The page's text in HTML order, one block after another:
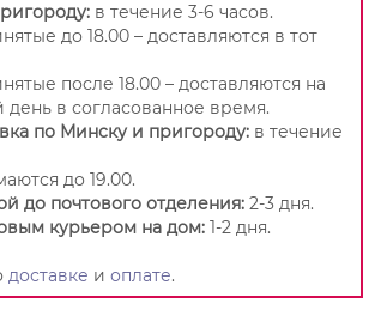
в течение 3-6 часов.
до 18.00 – доставляются в тот
после 18.00 – доставляются на
в согласованное время.
по Минску и пригороду: в течение
до 19.00.
до почтового отделения: 2-3 дня.
курьером на дом: 1-2 дня.
доставке и оплате.